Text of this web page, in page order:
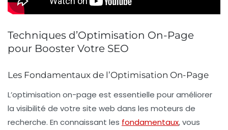
Techniques d’Optimisation On-Page
pour Booster Votre SEO
Les Fondamentaux de l’Optimisation On-Page
L’optimisation on-page est essentielle pour améliorer
la visibilité de votre site web dans les moteurs de
recherche. En connaissant les fondamentaux, vous